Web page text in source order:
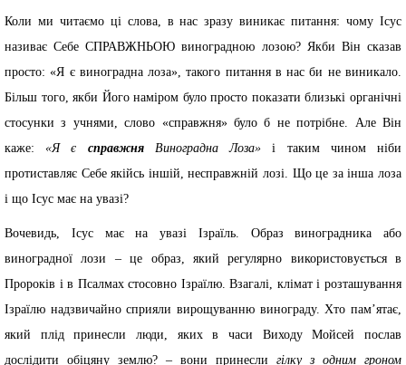
Коли ми читаємо ці слова, в нас зразу виникає питання: чому Ісус
називає Себе СПРАВЖНЬОЮ виноградною лозою? Якби Він сказав
просто: «Я є виноградна лоза», такого питання в нас би не виникало.
Більш того, якби Його наміром було просто показати близькі органічні
стосунки з учнями, слово «справжня» було б не потрібне. Але Він
каже:«Я є справжняВиноградна Лоза» і таким чином ніби
протиставляє Себе якійсь іншій, несправжній лозі. Що це за інша лоза
і що Ісус має на увазі?
Вочевидь, Ісус має на увазі Ізраїль. Образ виноградника або
виноградної лози – це образ, який регулярно використовується в
Пророків і в Псалмах стосовно Ізраїлю. Взагалі, клімат і розташування
Ізраїлю надзвичайно сприяли вирощуванню винограду. Хто пам’ятає,
який плід принесли люди, яких в часи Виходу Мойсей послав
дослідити обіцяну землю? – вони принесли гілку з одним гроном